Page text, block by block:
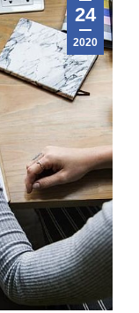
24
2020